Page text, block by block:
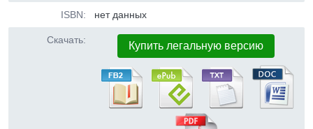
ISBN: нет данных
Скачать: Купить легальную версию